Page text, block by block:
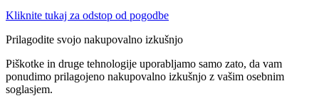
Kliknite tukaj za odstop od pogodbe
Prilagodite svojo nakupovalno izkušnjo
Piškotke in druge tehnologije uporabljamo samo zato, da vam
ponudimo prilagojeno nakupovalno izkušnjo z vašim osebnim
soglasjem.